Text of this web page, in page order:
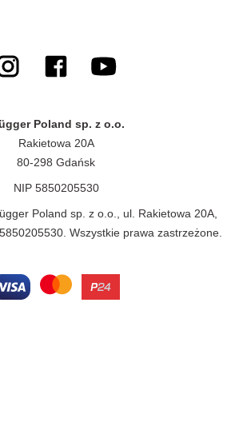
Poland sp. z o.o.
Rakietowa 20A
80-298 Gdańsk
NIP 5850205530
Poland sp. z o.o., ul. Rakietowa 20A,
Wszystkie prawa zastrzeżone.